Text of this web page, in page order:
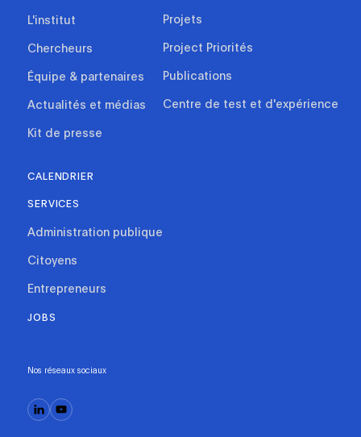
L'institut
Chercheurs
Équipe & partenaires
Actualités et médias
Kit de presse
Projets
Project Priorités
Publications
Centre de test et d'expérience
CALENDRIER
SERVICES
Administration publique
Citoyens
Entrepreneurs
JOBS
Nos réseaux sociaux